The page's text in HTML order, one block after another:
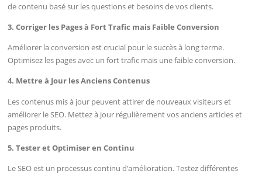
de contenu basé sur les questions et besoins de vos clients.
3. Corriger les Pages à Fort Trafic mais Faible Conversion
Améliorer la conversion est crucial pour le succès à long terme.
Optimisez les pages avec un fort trafic mais une faible conversion.
4. Mettre à Jour les Anciens Contenus
Les contenus mis à jour peuvent attirer de nouveaux visiteurs et
améliorer le SEO. Mettez à jour régulièrement vos anciens articles et
pages produits.
5. Tester et Optimiser en Continu
Le SEO est un processus continu d’amélioration. Testez différentes